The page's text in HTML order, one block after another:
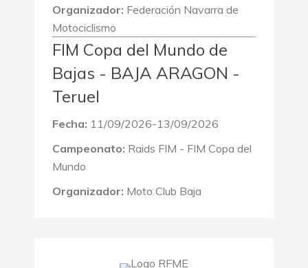
Organizador: Federación Navarra de
Motociclismo
FIM Copa del Mundo de
Bajas - BAJA ARAGON -
Teruel
Fecha: 11/09/2026-13/09/2026
Campeonato: Raids FIM - FIM Copa del
Mundo
Organizador: Moto Club Baja